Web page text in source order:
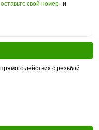
оставьте свой номер и
действия с резьбой